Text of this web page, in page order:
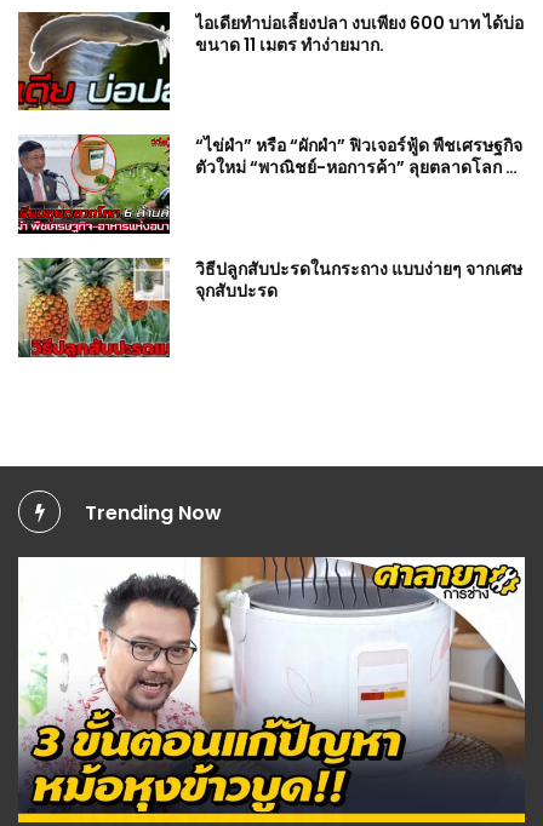
ไอเดียทำบ่อเลี้ยงปลา งบเพียง 600 บาท ได้บ่อ
ขนาด 11 เมตร ทำง่ายมาก.
“ไข่ผำ” หรือ “ผักผำ” ฟิวเจอร์ฟู้ด พืชเศรษฐกิจ
ตัวใหม่ “พาณิชย์-หอการค้า” ลุยตลาดโลก 6
วิธีปลูกสับปะรดในกระถาง แบบง่ายๆ จากเศษ
จุกสับปะรด
Trending Now